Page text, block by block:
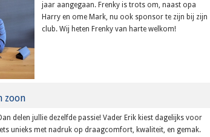
jaar aangegaan. Frenky is trots om, naast opa
Harry en ome Mark, nu ook sponsor te zijn bij zijn
club. Wij heten Frenky van harte welkom!
zoon
delen jullie dezelfde passie! Vader Erik kiest dagelijks voor
unieks met nadruk op draagcomfort, kwaliteit, en gemak.